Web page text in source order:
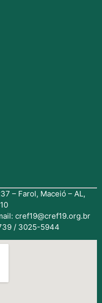
– Farol, Maceió – AL,
cref19@cref19.org.br
/ 3025-5944